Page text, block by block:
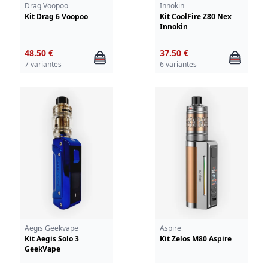
Drag Voopoo
Kit Drag 6 Voopoo
48.50 €
7 variantes
Innokin
Kit CoolFire Z80 Nex
Innokin
37.50 €
6 variantes
Aegis Geekvape
Kit Aegis Solo 3
GeekVape
Aspire
Kit Zelos M80 Aspire